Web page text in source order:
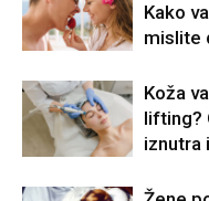
Kako
mislite
Koža
lifting?
iznutra